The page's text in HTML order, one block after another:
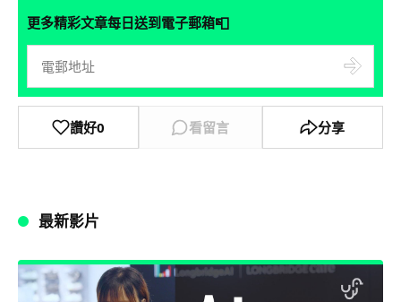
更多精彩文章每日送到電子郵箱📮
讚好0 看留言 分享
最新影片